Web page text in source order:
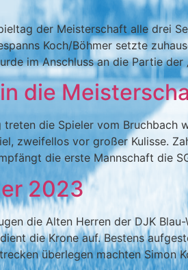
der Meisterschaft alle drei
Koch/Böhmer setzte
im Anschluss an die Partie
die
die Spieler vom Bruchbach
zweifellos vor großer Kulisse.
die erste Mannschaft die
2023
die Alten Herren der DJK
die Krone auf. Bestens
überlegen machten Simon